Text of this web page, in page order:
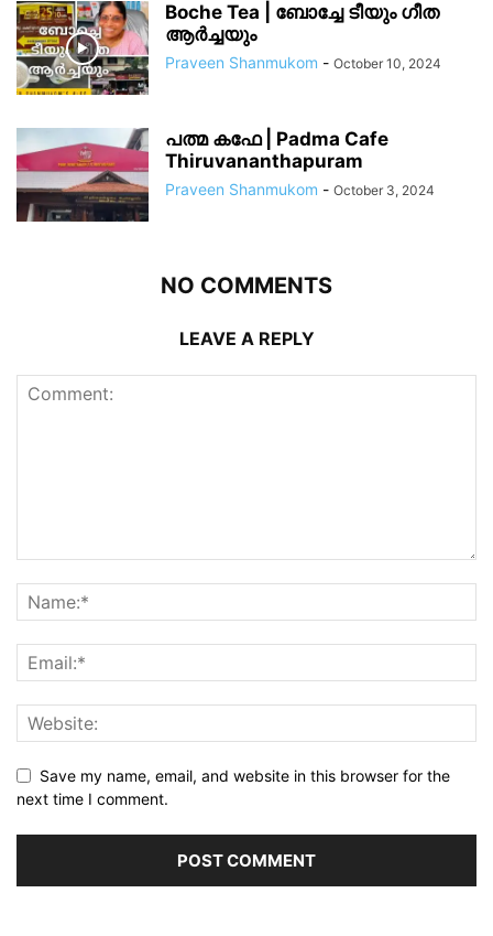
Boche Tea | ബോച്ചേ ടീയും ഗീത
ആർച്ചയും
Praveen Shanmukom - October 10, 2024
പത്മ കഫേ | Padma Cafe
Thiruvananthapuram
Praveen Shanmukom - October 3, 2024
NO COMMENTS
LEAVE A REPLY
Save my name, email, and website in this browser for the
next time I comment.